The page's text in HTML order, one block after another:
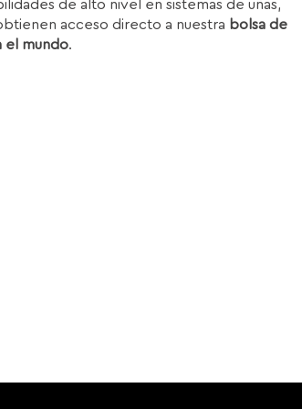
de alto nivel en sistemas de uñas,
acceso directo a nuestra bolsa de
el mundo.